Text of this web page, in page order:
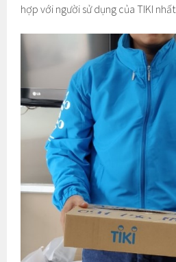
hợp với người sử dụng của TIKI nhất.